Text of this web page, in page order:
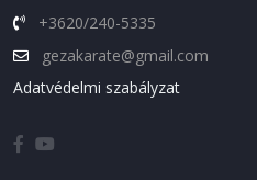
+3620/240-5335
gezakarate@gmail.com
Adatvédelmi szabályzat